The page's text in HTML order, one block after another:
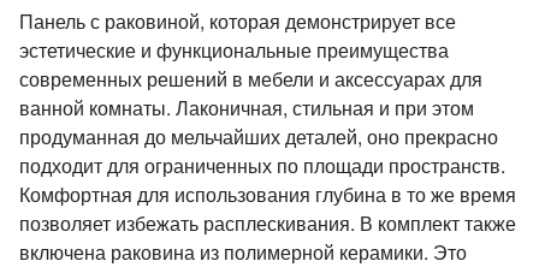
Панель с раковиной, которая демонстрирует все
эстетические и функциональные преимущества
современных решений в мебели и аксессуарах для
ванной комнаты. Лаконичная, стильная и при этом
продуманная до мельчайших деталей, оно прекрасно
подходит для ограниченных по площади пространств.
Комфортная для использования глубина в то же время
позволяет избежать расплескивания. В комплект также
включена раковина из полимерной керамики. Это